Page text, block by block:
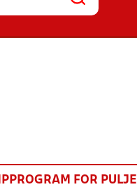
FOR PULJE